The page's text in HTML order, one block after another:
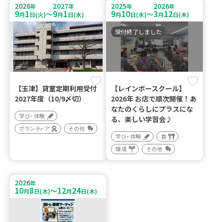
2026年
9月1日(火)～
2027年
9月1日(水)
【玉津】貸室定期利用受付
2027年度（10/9〆切）
学び・体験
ボランティア
その他
2025年
9月10日(水)～
2026年
3月12日(木)
受付終了しました
【レインボースクール】
2026年 お店で順次開催！あ
なたのくらしにプラスにな
る、楽しい学習会♪
学び・体験
食
環境
その他
2026年
10月8日(木)～12月24日(木)